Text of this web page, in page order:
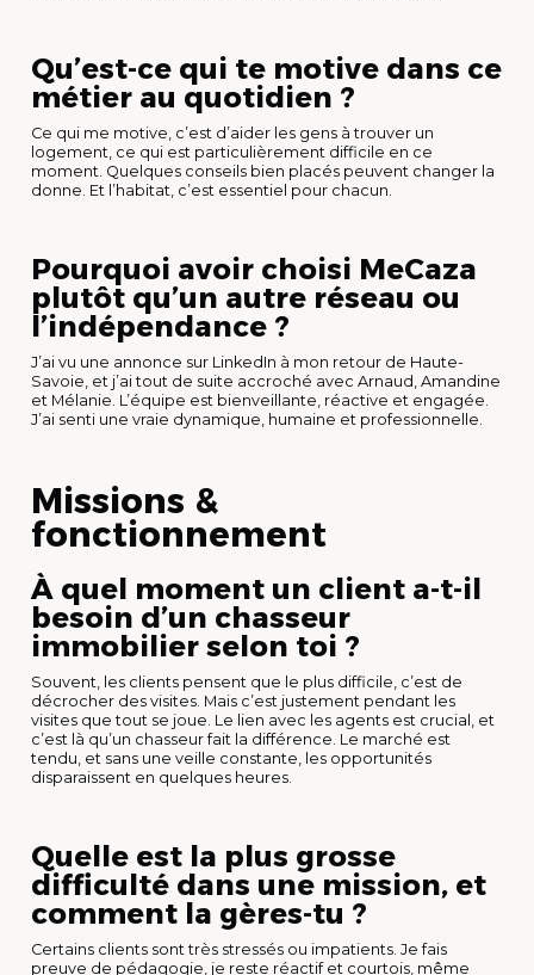
Qu’est-ce qui te motive dans ce
métier au quotidien ?
Ce qui me motive, c’est d’aider les gens à trouver un
logement, ce qui est particulièrement difficile en ce
moment. Quelques conseils bien placés peuvent changer la
donne. Et l’habitat, c’est essentiel pour chacun.
Pourquoi avoir choisi MeCaza
plutôt qu’un autre réseau ou
l’indépendance ?
J’ai vu une annonce sur LinkedIn à mon retour de Haute-
Savoie, et j’ai tout de suite accroché avec Arnaud, Amandine
et Mélanie. L’équipe est bienveillante, réactive et engagée.
J’ai senti une vraie dynamique, humaine et professionnelle.
Missions &
fonctionnement
À quel moment un client a-t-il
besoin d’un chasseur
immobilier selon toi ?
Souvent, les clients pensent que le plus difficile, c’est de
décrocher des visites. Mais c’est justement pendant les
visites que tout se joue. Le lien avec les agents est crucial, et
c’est là qu’un chasseur fait la différence. Le marché est
tendu, et sans une veille constante, les opportunités
disparaissent en quelques heures.
Quelle est la plus grosse
difficulté dans une mission, et
comment la gères-tu ?
Certains clients sont très stressés ou impatients. Je fais
preuve de pédagogie, je reste réactif et courtois, même